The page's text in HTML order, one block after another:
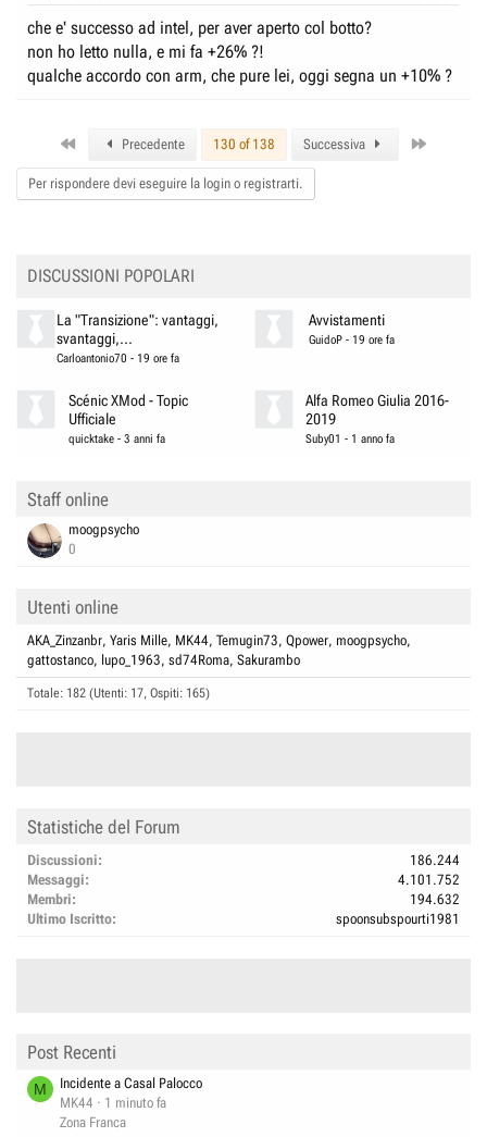
che e' successo ad intel, per aver aperto col botto?
non ho letto nulla, e mi fa +26% ?!
qualche accordo con arm, che pure lei, oggi segna un +10% ?
Precedente 130 of 138 Successiva
Per rispondere devi eseguire la login o registrarti.
DISCUSSIONI POPOLARI
La "Transizione": vantaggi,
svantaggi,...
Carloantonio70 - 19 ore fa
Avvistamenti
GuidoP - 19 ore fa
Scénic XMod - Topic
Ufficiale
quicktake -3 anni fa
Alfa Romeo Giulia 2016-
2019
Suby01 - 1 anno fa
Staff online
moogpsycho
0
Utenti online
AKA_Zinzanbr Yaris Mille MK44 Temugin73 Qpower moogpsycho
gattostanco lupo_1963 sd74Roma Sakurambo
Totale: 182 (Utenti: 17, Ospiti: 165)
Statistiche del Forum
Discussioni
186.244
Messaggi
4.101.752
Membri
194.632
Ultimo Iscritto
spoonsubspourti1981
Post Recenti
M
Incidente a Casal Palocco
MK44
1 minuto fa
Zona Franca